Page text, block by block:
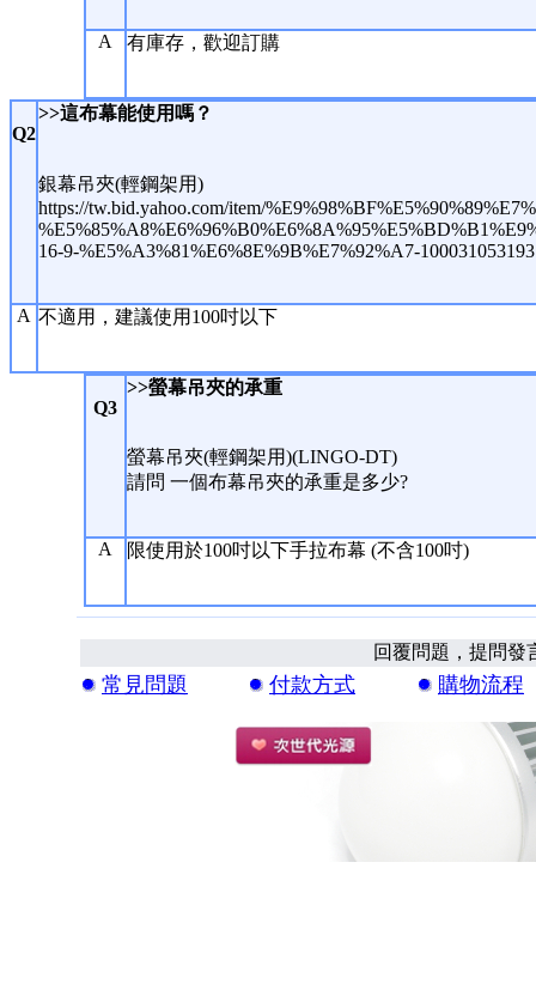
A 有庫存，歡迎訂購
Q2
>>這布幕能使用嗎？
銀幕吊夾(輕鋼架用)
https://tw.bid.yahoo.com/item/
16-9-%E5%A3%81%E6%8E%9B%E7%92%A7-100031053193
A 不適用，建議使用100吋以下
Q3
>>螢幕吊夾的承重
螢幕吊夾(輕鋼架用)(LINGO-DT)
請問 一個布幕吊夾的承重是多少?
A 限使用於100吋以下手拉布幕 (不含100吋)
回覆問題，提問
常見問題 付款方式 購物流程